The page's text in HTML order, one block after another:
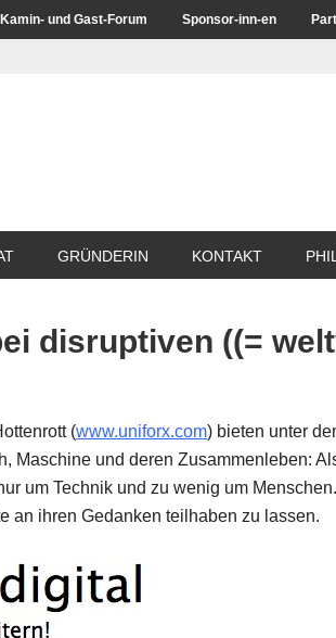
Kamin- und Gast-Forum Sponsor-inn-en
GRÜNDERIN KONTAKT
disruptiven ((=
(www.uniforx.com) bieten unter
und deren Zusammenleben:
um Technik und zu wenig um
an ihren Gedanken teilhaben zu lassen.